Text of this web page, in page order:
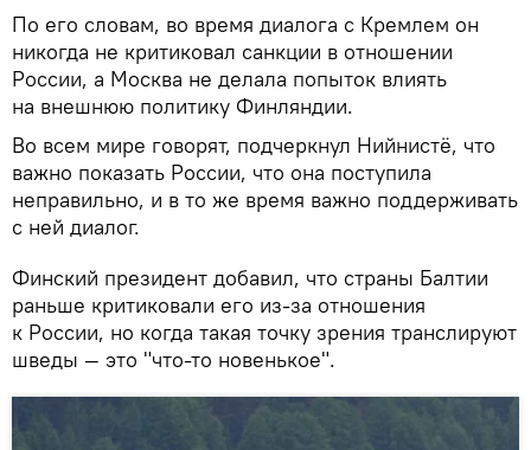
По его словам, во время диалога с Кремлем он
никогда не критиковал санкции в отношении
России, а Москва не делала попыток влиять
на внешнюю политику Финляндии.
Во всем мире говорят, подчеркнул Нийнистё, что
важно показать России, что она поступила
неправильно, и в то же время важно поддерживать
с ней диалог.
Финский президент добавил, что страны Балтии
раньше критиковали его из-за отношения
к России, но когда такая точку зрения транслируют
шведы — это "что-то новенькое".